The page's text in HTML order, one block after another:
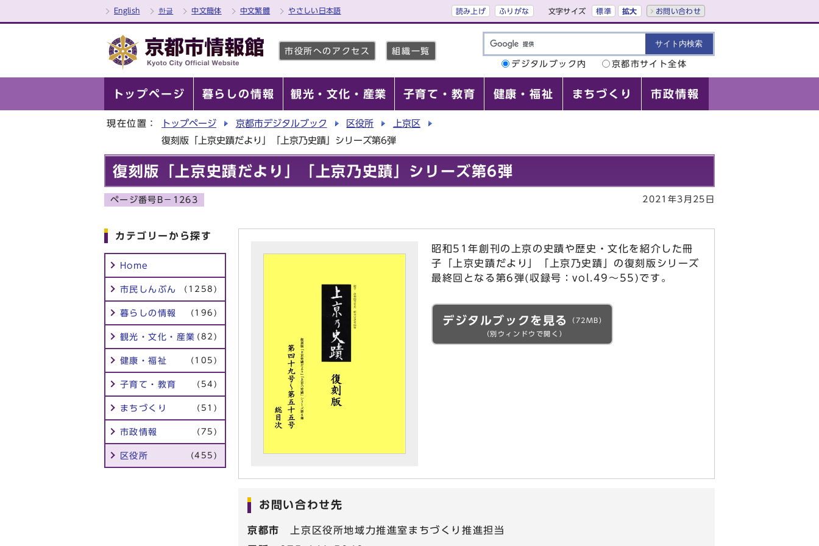
English 한글 中文簡体 中文繁體 やさしい日本語 読み上げ ふりがな 文字サイズ 標準 拡大 お問い合わせ
市役所へのアクセス
組織一覧
デジタルブック内
京都市サイト全体
トップページ 暮らしの情報 観光・文化・産業 子育て・教育 健康・福祉 まちづくり 市政情報
現在位置： トップページ 京都市デジタルブック 区役所
上京区
復刻版「上京史蹟だより」「上京乃史蹟」シリーズ第6弾
復刻版「上京史蹟だより」「上京乃史蹟」シリーズ第6弾
ページ番号B－1263 2021年3月25日
カテゴリーから探す
Home
市民しんぶん (1258)
暮らしの情報 (196)
観光・文化・産業 (82)
健康・福祉 (105)
子育て・教育 (54)
まちづくり (51)
市政情報 (75)
区役所 (455)
昭和51年創刊の上京の史蹟や歴史・文化を紹介した冊
子「上京史蹟だより」「上京乃史蹟」の復刻版シリーズ
最終回となる第6弾(収録号：vol.49～55)です。
デジタルブックを見る
（72MB）
（別ウィンドウで開く）
お問い合わせ先
京都市
上京区役所地域力推進室まちづくり推進担当